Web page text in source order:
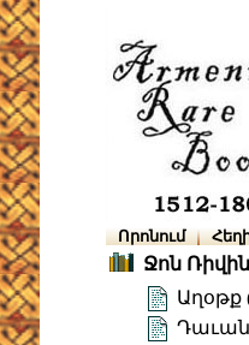
Որոնում
Ջոն
Աղօթք